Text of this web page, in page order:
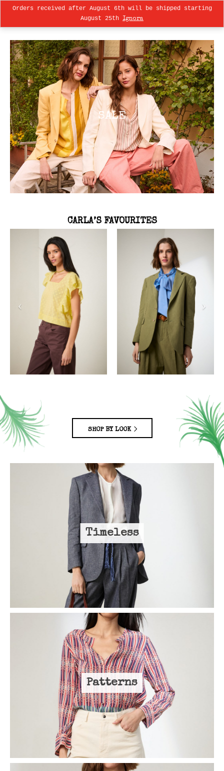
SALE
CARLA’S FAVOURITES
SHOP BY LOOK
Timeless
Patterns
Orders received after August 6th will be shipped starting
August 25th Ignora